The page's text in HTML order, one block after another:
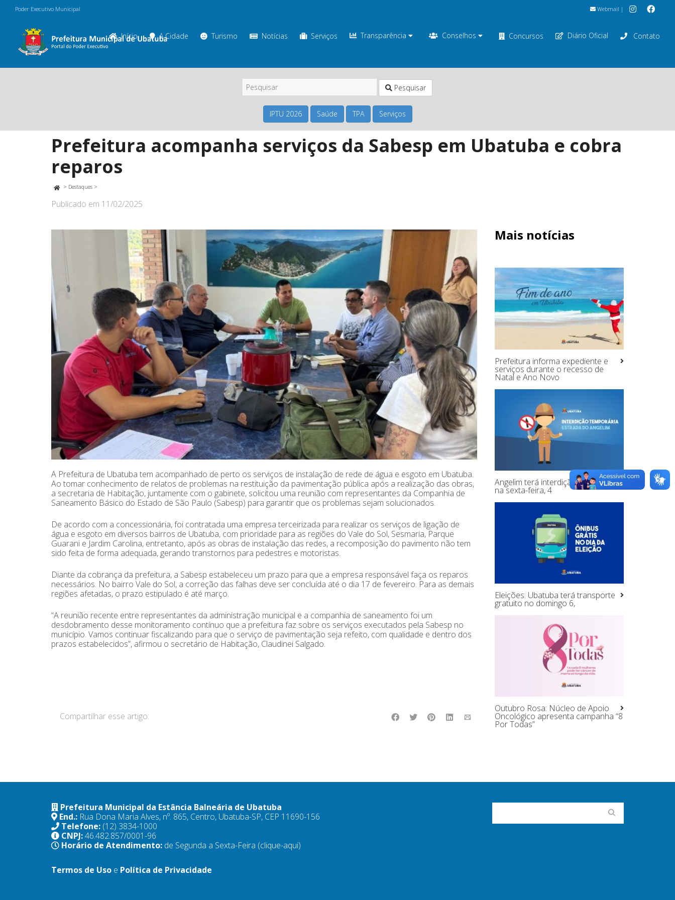
Poder Executivo Municipal Webmail |
Início A Cidade Turismo Notícias Serviços Transparência Conselhos Concursos Diário Oficial Contato
Pesquisar
IPTU 2026 Saúde TPA Serviços
Prefeitura acompanha serviços da Sabesp em Ubatuba e cobra
reparos
> Destaques >
Publicado em 11/02/2025
A Prefeitura de Ubatuba tem acompanhado de perto os serviços de instalação de rede de água e esgoto em Ubatuba.
Ao tomar conhecimento de relatos de problemas na restituição da pavimentação pública após a realização das obras,
a secretaria de Habitação, juntamente com o gabinete, solicitou uma reunião com representantes da Companhia de
Saneamento Básico do Estado de São Paulo (Sabesp) para garantir que os problemas sejam solucionados.
De acordo com a concessionária, foi contratada uma empresa terceirizada para realizar os serviços de ligação de
água e esgoto em diversos bairros de Ubatuba, com prioridade para as regiões do Vale do Sol, Sesmaria, Parque
Guarani e Jardim Carolina, entretanto, após as obras de instalação das redes, a recomposição do pavimento não tem
sido feita de forma adequada, gerando transtornos para pedestres e motoristas.
Diante da cobrança da prefeitura, a Sabesp estabeleceu um prazo para que a empresa responsável faça os reparos
necessários. No bairro Vale do Sol, a correção das falhas deve ser concluída até o dia 17 de fevereiro. Para as demais
regiões afetadas, o prazo estipulado é até março.
“A reunião recente entre representantes da administração municipal e a companhia de saneamento foi um
desdobramento desse monitoramento contínuo que a prefeitura faz sobre os serviços executados pela Sabesp no
município. Vamos continuar fiscalizando para que o serviço de pavimentação seja refeito, com qualidade e dentro dos
prazos estabelecidos”, afirmou o secretário de Habitação, Claudinei Salgado.
Compartilhar esse artigo:
Mais notícias
Prefeitura informa expediente e
serviços durante o recesso de
Natal e Ano Novo
Angelim terá interdição de tráfego
na sexta-feira, 4
Eleições: Ubatuba terá transporte
gratuito no domingo 6,
Outubro Rosa: Núcleo de Apoio
Oncológico apresenta campanha “8
Por Todas”
Prefeitura Municipal da Estância Balneária de Ubatuba
End.: Rua Dona Maria Alves, nº. 865, Centro, Ubatuba-SP, CEP 11690-156
Telefone: (12) 3834-1000
CNPJ:46.482.857/0001-96
Horário de Atendimento: de Segunda a Sexta-Feira (clique-aqui)
Termos de Uso e Política de Privacidade